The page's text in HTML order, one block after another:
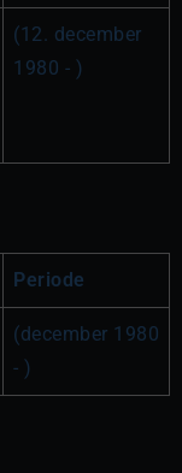
(12. december
1980 - )
Periode
(december 1980
- )